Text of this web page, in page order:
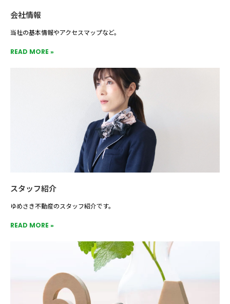
会社情報
当社の基本情報やアクセスマップなど。
READ MORE »
スタッフ紹介
ゆめさき不動産のスタッフ紹介です。
READ MORE »